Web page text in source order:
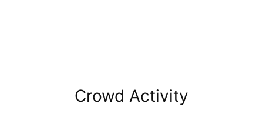
Crowd Activity